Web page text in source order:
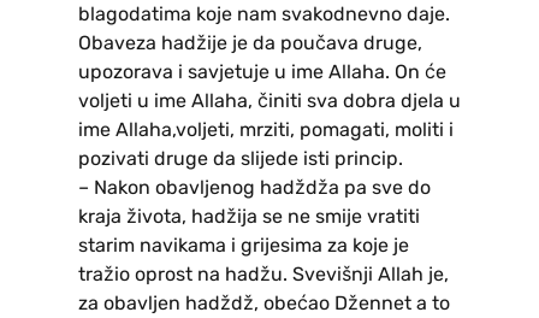
blagodatima koje nam svakodnevno daje.
Obaveza hadžije je da poučava druge,
upozorava i savjetuje u ime Allaha. On će
voljeti u ime Allaha, činiti sva dobra djela u
ime Allaha,voljeti, mrziti, pomagati, moliti i
pozivati druge da slijede isti princip.
– Nakon obavljenog hadždža pa sve do
kraja života, hadžija se ne smije vratiti
starim navikama i grijesima za koje je
tražio oprost na hadžu. Svevišnji Allah je,
za obavljen hadždž, obećao Džennet a to